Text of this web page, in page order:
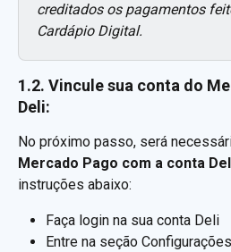
creditados os pagamentos
Cardápio Digital.
1.2. Vincule sua conta do
Deli:
No próximo passo, será
Mercado Pago com a conta
instruções abaixo:
Faça login na sua conta Deli
Entre na seção